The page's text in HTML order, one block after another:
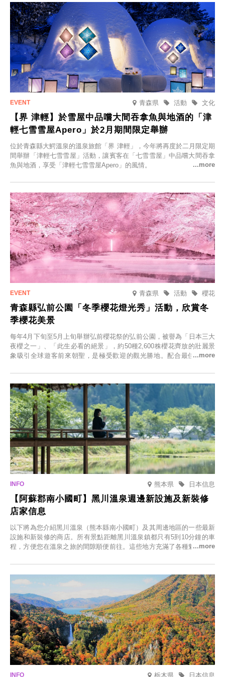
青森県 文化
活動
【界 津輕】於雪屋中品嚐大間吞拿魚與地酒的「津
輕七雪雪屋Apero」於2月期間限定舉辦
位於青森縣大鰐溫泉的溫泉旅館「界 津輕」，今年將再度於二月限定期
間舉辦「津輕七雪雪屋」活動，讓賓客在「七雪雪屋」中品嚐大間吞拿
魚與地酒，享受「津輕七雪雪屋Apero」的風情。
青森県 櫻花
活動
青森縣弘前公園「冬季櫻花燈光秀」活動，欣賞冬
季櫻花美景
每年4月下旬至5月上旬舉辦弘前櫻花祭的弘前公園，被譽為「日本三大
夜櫻之一」、「此生必看的絕景」，約50種2,600株櫻花齊放的壯麗景
象吸引全球遊客前來朝聖，是極受歡迎的觀光勝地。配合最佳觀雪時
「冬季櫻花燈光秀」。
熊本県 日本信息
【阿蘇郡南小國町】黑川溫泉週邊新設施及新裝修
店家信息
以下將為您介紹黑川溫泉（熊本縣南小國町）及其周邊地區的一些最新
設施和新裝修的商店。所有景點距離黑川溫泉鎮都只有5到10分鐘的車
程，方便您在溫泉之旅的間隙順便前往。這些地方充滿了各種魅力，包
食材的餐廳。讓您體驗黑川溫泉的全新樂趣。
栃木県 日本信息